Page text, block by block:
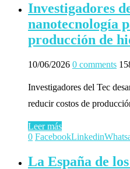
Investigadores
nanotecnología
producción de
10/06/2026 0 comments
Investigadores del Tec
reducir costos de
Leer más
0 FacebookLinkedin
La España de